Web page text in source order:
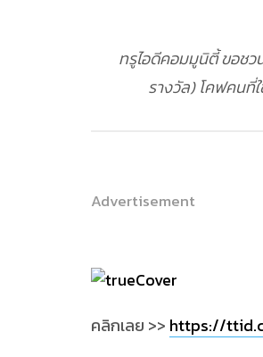
ทรูไอดีคอมมูนิตี้ ขอช
รางวัล) โคฟคนที่
Advertisement
คลิกเลย >> https://